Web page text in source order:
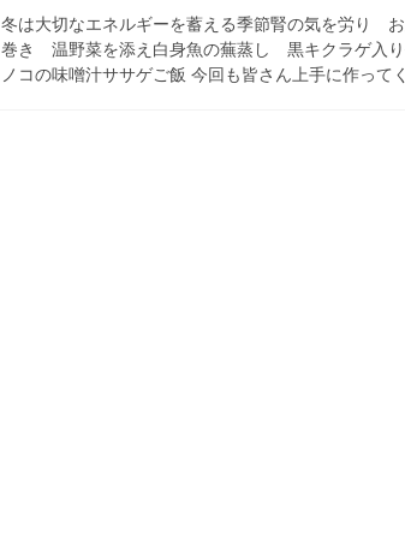
冬は大切なエネルギーを蓄える季節腎の気を労り
巻き 温野菜を添え白身魚の蕪蒸し 黒キクラゲ入り
ノコの味噌汁ササゲご飯 今回も皆さん上手に作って